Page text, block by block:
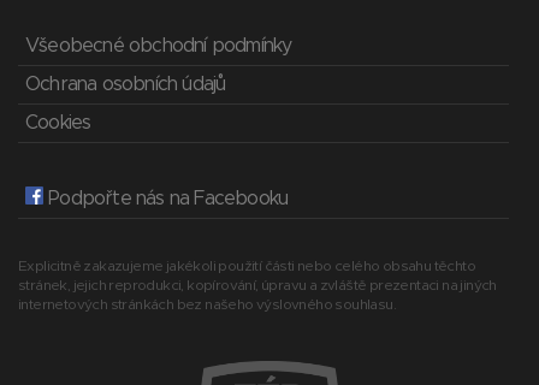
Všeobecné obchodní podmínky
Ochrana osobních údajů
Cookies
Podpořte nás na Facebooku
Explicitně zakazujeme jakékoli použití části nebo celého obsahu těchto
stránek, jejich reprodukci, kopírování, úpravu a zvláště prezentaci na jiných
internetových stránkách bez našeho výslovného souhlasu.